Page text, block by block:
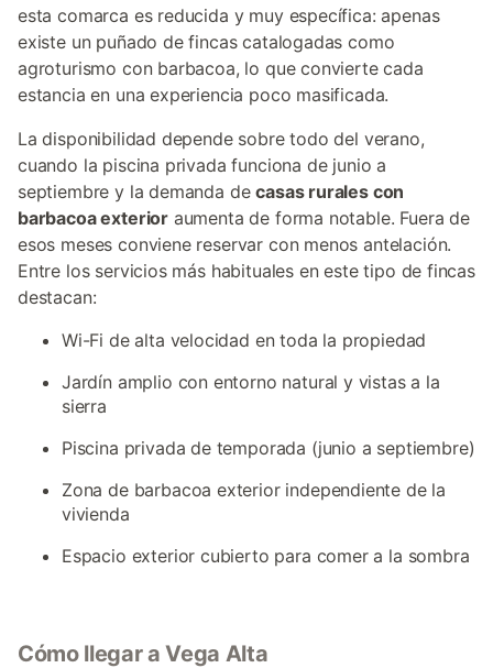
esta comarca es reducida y muy específica: apenas
existe un puñado de fincas catalogadas como
agroturismo con barbacoa, lo que convierte cada
estancia en una experiencia poco masificada.
La disponibilidad depende sobre todo del verano,
cuando la piscina privada funciona de junio a
septiembre y la demanda decasas rurales con
barbacoa exterior aumenta de forma notable. Fuera de
esos meses conviene reservar con menos antelación.
Entre los servicios más habituales en este tipo de fincas
destacan:
Wi-Fi de alta velocidad en toda la propiedad
Jardín amplio con entorno natural y vistas a la
sierra
Piscina privada de temporada (junio a septiembre)
Zona de barbacoa exterior independiente de la
vivienda
Espacio exterior cubierto para comer a la sombra
Cómo llegar a Vega Alta